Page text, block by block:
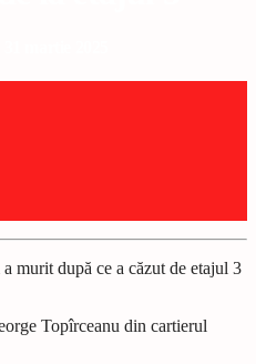
martie 2025
murit după ce a căzut de etajul 3
Topîrceanu din cartierul